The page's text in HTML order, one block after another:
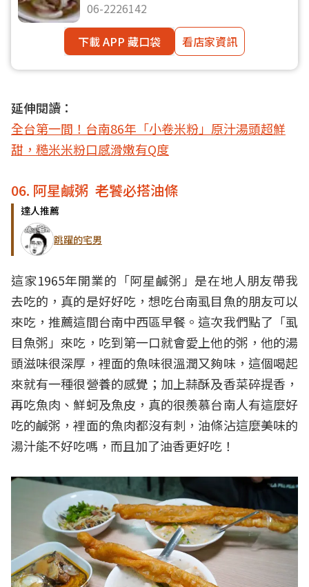
06-2226142
下載 APP 藏口袋
看店家資訊
延伸閱讀：
全台第一間！台南86年「小卷米粉」原汁湯頭超鮮
甜，糙米米粉口感滑嫩有Q度
06. 阿星鹹粥 老饕必搭油條
達人推薦
跳躍的宅男
這家1965年開業的「阿星鹹粥」是在地人朋友帶我
去吃的，真的是好好吃，想吃台南虱目魚的朋友可以
來吃，推薦這間台南中西區早餐。這次我們點了「虱
目魚粥」來吃，吃到第一口就會愛上他的粥，他的湯
頭滋味很深厚，裡面的魚味很溫潤又夠味，這個喝起
來就有一種很營養的感覺；加上蒜酥及香菜碎提香，
再吃魚肉、鮮蚵及魚皮，真的很羨慕台南人有這麼好
吃的鹹粥，裡面的魚肉都沒有刺，油條沾這麼美味的
湯汁能不好吃嗎，而且加了油香更好吃！